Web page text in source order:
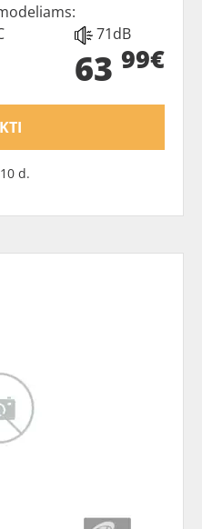
71dB
63 99€
d.